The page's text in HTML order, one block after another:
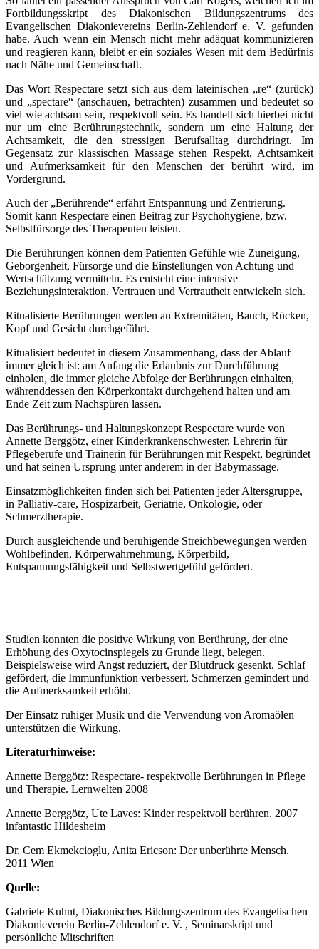
Fortbildungsskript des Diakonischen Bildungszentrums des
Evangelischen Diakonievereins Berlin-Zehlendorf e. V. gefunden
habe. Auch wenn ein Mensch nicht mehr adäquat kommunizieren
und reagieren kann, bleibt er ein soziales Wesen mit dem Bedürfnis
nach Nähe und Gemeinschaft.
Das Wort Respectare setzt sich aus dem lateinischen „re“ (zurück)
und „spectare“ (anschauen, betrachten) zusammen und bedeutet so
viel wie achtsam sein, respektvoll sein. Es handelt sich hierbei nicht
nur um eine Berührungstechnik, sondern um eine Haltung der
Achtsamkeit, die den stressigen Berufsalltag durchdringt. Im
Gegensatz zur klassischen Massage stehen Respekt, Achtsamkeit
und Aufmerksamkeit für den Menschen der berührt wird, im
Vordergrund.
Auch der „Berührende“ erfährt Entspannung und Zentrierung.
Somit kann Respectare einen Beitrag zur Psychohygiene, bzw.
Selbstfürsorge des Therapeuten leisten.
Die Berührungen können dem Patienten Gefühle wie Zuneigung,
Geborgenheit, Fürsorge und die Einstellungen von Achtung und
Wertschätzung vermitteln. Es entsteht eine intensive
Beziehungsinteraktion. Vertrauen und Vertrautheit entwickeln sich.
Ritualisierte Berührungen werden an Extremitäten, Bauch, Rücken,
Kopf und Gesicht durchgeführt.
Ritualisiert bedeutet in diesem Zusammenhang, dass der Ablauf
immer gleich ist: am Anfang die Erlaubnis zur Durchführung
einholen, die immer gleiche Abfolge der Berührungen einhalten,
währenddessen den Körperkontakt durchgehend halten und am
Ende Zeit zum Nachspüren lassen.
Das Berührungs- und Haltungskonzept Respectare wurde von
Annette Berggötz, einer Kinderkrankenschwester, Lehrerin für
Pflegeberufe und Trainerin für Berührungen mit Respekt, begründet
und hat seinen Ursprung unter anderem in der Babymassage.
Einsatzmöglichkeiten finden sich bei Patienten jeder Altersgruppe,
in Palliativ-care, Hospizarbeit, Geriatrie, Onkologie, oder
Schmerztherapie.
Durch ausgleichende und beruhigende Streichbewegungen werden
Wohlbefinden, Körperwahrnehmung, Körperbild,
Entspannungsfähigkeit und Selbstwertgefühl gefördert.
Studien konnten die positive Wirkung von Berührung, der eine
Erhöhung des Oxytocinspiegels zu Grunde liegt, belegen.
Beispielsweise wird Angst reduziert, der Blutdruck gesenkt, Schlaf
gefördert, die Immunfunktion verbessert, Schmerzen gemindert und
die Aufmerksamkeit erhöht.
Der Einsatz ruhiger Musik und die Verwendung von Aromaölen
unterstützen die Wirkung.
Literaturhinweise:
Annette Berggötz: Respectare- respektvolle Berührungen in Pflege
und Therapie. Lernwelten 2008
Annette Berggötz, Ute Laves: Kinder respektvoll berühren. 2007
infantastic Hildesheim
Dr. Cem Ekmekcioglu, Anita Ericson: Der unberührte Mensch.
2011 Wien
Quelle:
Gabriele Kuhnt, Diakonisches Bildungszentrum des Evangelischen
Diakonieverein Berlin-Zehlendorf e. V. , Seminarskript und
persönliche Mitschriften